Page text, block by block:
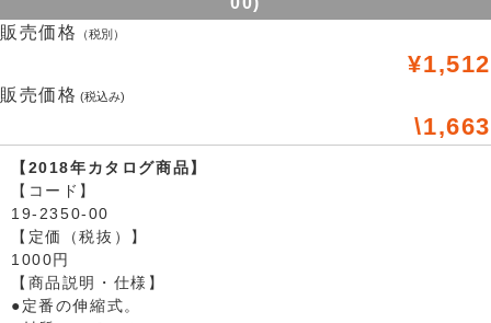
販売価格
（税別）
¥1,512
販売価格 (税込み)
\1,663
【2018年カタログ商品】
【コード】
19-2350-00
【定価（税抜）】
1000円
【商品説明・仕様】
●定番の伸縮式。